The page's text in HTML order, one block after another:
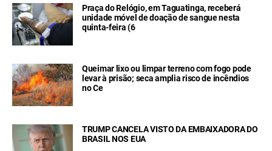
Praça do Relógio, em Taguatinga, receberá
unidade móvel de doação de sangue nesta
quinta-feira (6
Queimar lixo ou limpar terreno com fogo pode
levar à prisão; seca amplia risco de incêndios
no Ce
TRUMP CANCELA VISTO DA EMBAIXADORA DO
BRASIL NOS EUA